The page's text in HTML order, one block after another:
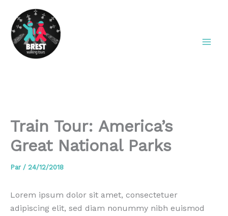
contenu
Train Tour: America’s
Great National Parks
Par / 24/12/2018
Lorem ipsum dolor sit amet, consectetuer
adipiscing elit, sed diam nonummy nibh euismod